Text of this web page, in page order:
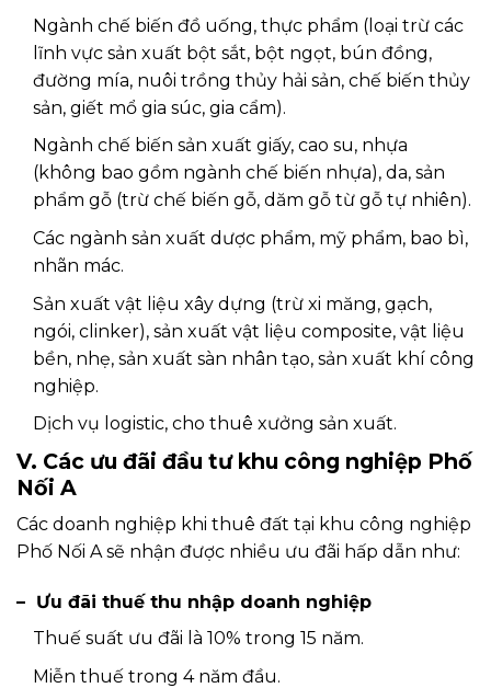
Ngành chế biến đồ uống, thực phẩm (loại trừ các
lĩnh vực sản xuất bột sắt, bột ngọt, bún đồng,
đường mía, nuôi trồng thủy hải sản, chế biến thủy
sản, giết mổ gia súc, gia cẩm).
Ngành chế biến sản xuất giấy, cao su, nhựa
(không bao gồm ngành chế biến nhựa), da, sản
phẩm gỗ (trừ chế biến gỗ, dăm gỗ từ gỗ tự nhiên).
Các ngành sản xuất dược phẩm, mỹ phẩm, bao bì,
nhãn mác.
Sản xuất vật liệu xây dựng (trừ xi măng, gạch,
ngói, clinker), sản xuất vật liệu composite, vật liệu
bền, nhẹ, sản xuất sàn nhân tạo, sản xuất khí công
nghiệp.
Dịch vụ logistic, cho thuê xưởng sản xuất.
V. Các ưu đãi đầu tư khu công nghiệp Phố
Nối A
Các doanh nghiệp khi thuê đất tại khu công nghiệp
Phố Nối A sẽ nhận được nhiều ưu đãi hấp dẫn như:
– Ưu đãi thuế thu nhập doanh nghiệp
Thuế suất ưu đãi là 10% trong 15 năm.
Miễn thuế trong 4 năm đầu.